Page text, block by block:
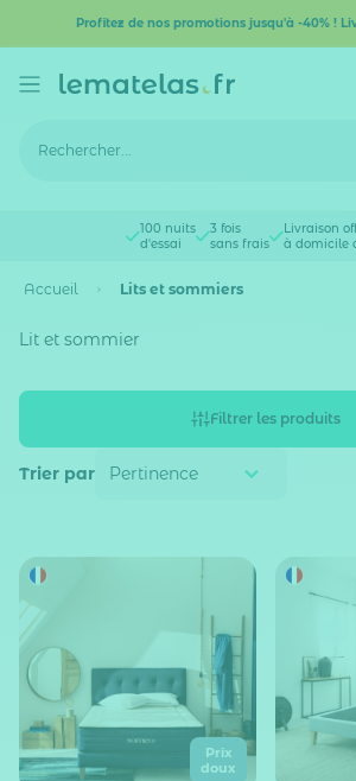
Profitez de nos promotions jusqu'à -40% !
100 nuits
d'essai
3 fois
sans frais
Livraison
à domicile
Accueil Lits et sommiers
Lit et sommier
Filtrer les produits
Trier par
Prix
doux